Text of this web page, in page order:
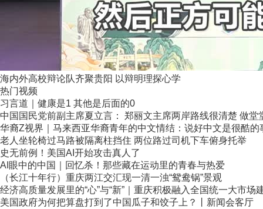
海内外高校辩论队齐聚贵阳 以辩明理探心学
热门视频
习言道｜健康是1 其他是后面的0
中国国民党前副主席夏立言： 郑丽文主席两岸路线很清楚 做堂
华裔Z视界｜马来西亚华裔青年的中文情结：说好中文是很酷的
老人坐轮椅过马路被隔离柱挡住 两位路过司机下车俯身托举
史无前例！美国AI开始攻击真人了
AI眼中的中国｜回忆杀！那些藏在运动里的青春与热爱
（长江十年行）重庆两江交汇现一清一浊“鸳鸯锅”景观
经济高质量发展里的“心”与“新”｜重庆积极融入全国统一大市场
美国政府为何把算盘打到了中国瓜子和饺子上？丨新闻会客厅